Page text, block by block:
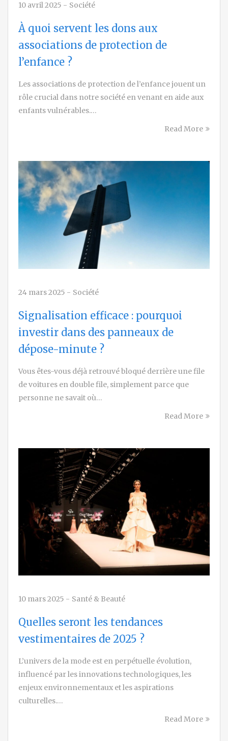
10 avril 2025 - Société
À quoi servent les dons aux
associations de protection de
l’enfance ?
Les associations de protection de l’enfance jouent un
rôle crucial dans notre société en venant en aide aux
enfants vulnérables.…
Read More
24 mars 2025 - Société
Signalisation efficace : pourquoi
investir dans des panneaux de
dépose-minute ?
Vous êtes-vous déjà retrouvé bloqué derrière une file
de voitures en double file, simplement parce que
personne ne savait où…
Read More
10 mars 2025 - Santé & Beauté
Quelles seront les tendances
vestimentaires de 2025 ?
L’univers de la mode est en perpétuelle évolution,
influencé par les innovations technologiques, les
enjeux environnementaux et les aspirations
culturelles.…
Read More